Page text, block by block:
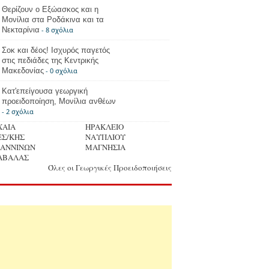
Θερίζουν ο Εξώασκος και η
Μονίλια στα Ροδάκινα και τα
Νεκταρίνια - 8 σχόλια
Σοκ και δέος! Ισχυρός παγετός
στις πεδιάδες της Κεντρικής
Μακεδονίας - 0 σχόλια
Κατ'επείγουσα γεωργική
προειδοποίηση, Μονίλια ανθέων
- 2 σχόλια
ΗΡΑΚΛΕΙΟ
ΚΗΣ
ΝΑΥΠΛΙΟΥ
ΜΑΓΝΗΣΙΑ
Όλες οι Γεωργικές Προειδοποιήσεις